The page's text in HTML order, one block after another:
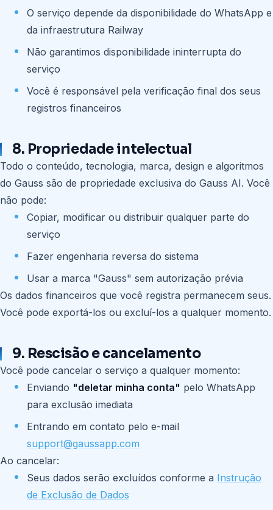
O serviço depende da disponibilidade do WhatsApp e
da infraestrutura Railway
Não garantimos disponibilidade ininterrupta do
serviço
Você é responsável pela verificação final dos seus
registros financeiros
8. Propriedade intelectual
Todo o conteúdo, tecnologia, marca, design e algoritmos
do Gauss são de propriedade exclusiva do Gauss AI. Você
não pode:
Copiar, modificar ou distribuir qualquer parte do
serviço
Fazer engenharia reversa do sistema
Usar a marca "Gauss" sem autorização prévia
Os dados financeiros que você registra permanecem seus.
Você pode exportá-los ou excluí-los a qualquer momento.
9. Rescisão e cancelamento
Você pode cancelar o serviço a qualquer momento:
Enviando "deletar minha conta" pelo WhatsApp
para exclusão imediata
Entrando em contato pelo e-mail
support@gaussapp.com
Ao cancelar:
Seus dados serão excluídos conforme a Instrução
de Exclusão de Dados